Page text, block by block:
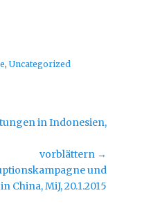
, Uncategorized
in Indonesien,
vorblättern →
und
China, MiJ, 20.1.2015